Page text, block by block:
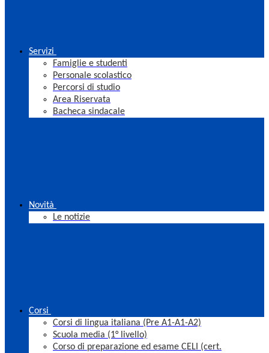
Servizi
Famiglie e studenti
Personale scolastico
Percorsi di studio
Area Riservata
Bacheca sindacale
Novità
Le notizie
Corsi
Corsi di lingua italiana (Pre A1-A1-A2)
Scuola media (1° livello)
Corso di preparazione ed esame CELI (cert.